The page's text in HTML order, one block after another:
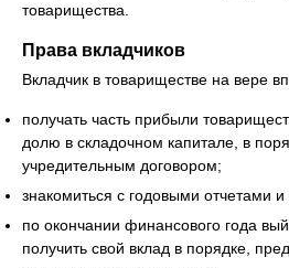
товарищества.
Права вкладчиков
Вкладчик в товариществе на вере
получать часть прибыли
долю в складочном капитале, в
учредительным договором;
знакомиться с годовыми отчетами
по окончании финансового года
получить свой вклад в порядке,